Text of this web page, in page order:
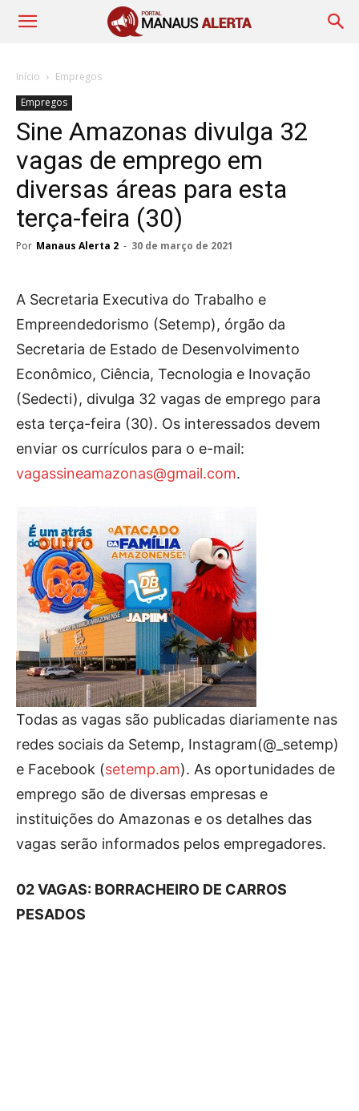
Início
Empregos
Empregos
Sine Amazonas divulga 32
vagas de emprego em
diversas áreas para esta
terça-feira (30)
Por Manaus Alerta 2 - 30 de março de 2021
A Secretaria Executiva do Trabalho e
Empreendedorismo (Setemp), órgão da
Secretaria de Estado de Desenvolvimento
Econômico, Ciência, Tecnologia e Inovação
(Sedecti), divulga 32 vagas de emprego para
esta terça-feira (30). Os interessados devem
enviar os currículos para o e-mail:
vagassineamazonas@gmail.com.
Todas as vagas são publicadas diariamente nas
redes sociais da Setemp, Instagram(@_setemp)
e Facebook (setemp.am). As oportunidades de
emprego são de diversas empresas e
instituições do Amazonas e os detalhes das
vagas serão informados pelos empregadores.
02 VAGAS: BORRACHEIRO DE CARROS
PESADOS